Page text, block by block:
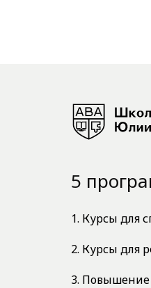
5
1. Курсы для
2. Курсы для
3.